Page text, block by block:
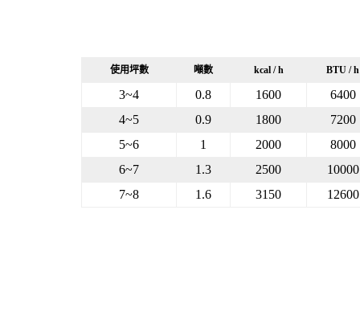
使用坪數 噸數 kcal / h BTU / h
3~4 0.8 1600
6400
4~5
0.9 1800
7200
5~6
1 2000
8000
6~7
1.3 2500
10000
7~8
1.6 3150 12600